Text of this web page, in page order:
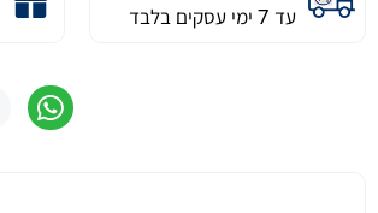
עד 7 ימי עסקים בלבד